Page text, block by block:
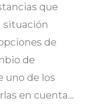
que
situación
de
de
uno de los
en cuenta…